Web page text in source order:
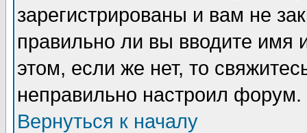
зарегистрированы и вам не
правильно ли вы вводите
этом, если же нет, то
неправильно настроил форум.
Вернуться к началу